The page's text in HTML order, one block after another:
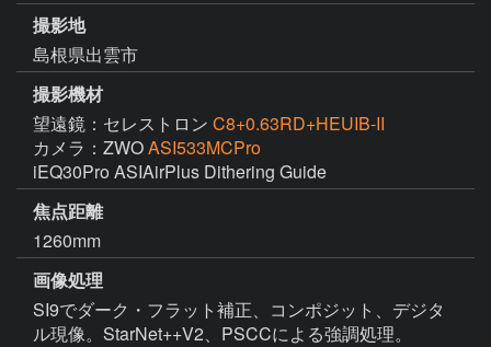
撮影地
島根県出雲市
撮影機材
望遠鏡：セレストロン C8+0.63RD+HEUIB-II
カメラ：ZWOASI533MCPro
iEQ30Pro ASIAirPlus Dithering Guide
焦点距離
1260mm
画像処理
SI9でダーク・フラット補正、コンポジット、デジタ
ル現像。StarNet++V2、PSCCによる強調処理。